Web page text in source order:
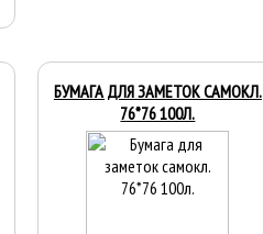
БУМАГА ДЛЯ ЗАМЕТОК САМОКЛ.
76*76 100Л.